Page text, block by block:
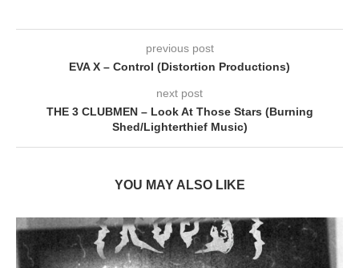
previous post
EVA X – Control (Distortion Productions)
next post
THE 3 CLUBMEN – Look At Those Stars (Burning
Shed/Lighterthief Music)
YOU MAY ALSO LIKE